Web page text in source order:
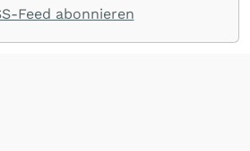
Feed abonnieren